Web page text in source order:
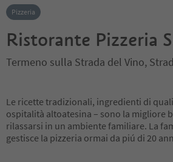
Pizzeria
Ristorante Pizzeria
Termeno sulla Strada del Vino,
Le ricette tradizionali, ingredienti di
ospitalità altoatesina – sono la migliore
rilassarsi in un ambiente familiare. La
gestisce la pizzeria ormai da piú di 20